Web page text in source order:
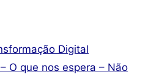
Digital
O que nos espera – Não